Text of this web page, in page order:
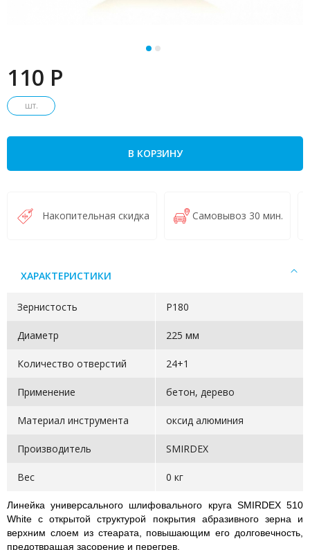
110 P
шт.
В КОРЗИНУ
Накопительная скидка Самовывоз 30 мин.
ХАРАКТЕРИСТИКИ
Зернистость Р180
Диаметр 225 мм
Количество отверстий 24+1
Применение бетон, дерево
Материал инструмента оксид алюминия
Производитель SMIRDEX
Вес 0 кг
Линейка универсального шлифовального круга SMIRDEX 510
White с открытой структурой покрытия абразивного зерна и
верхним слоем из стеарата, повышающим его долговечность,
предотвращая засорение и перегрев.